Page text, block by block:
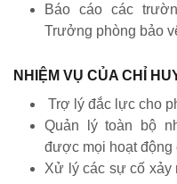
Báo cáo các
Trưởng phòng bảo
NHIỆM VỤ CỦA CHỈ
Trợ lý đắc lực cho
Quản lý toàn bộ
được mọi hoạt động
Xử lý các sự cố xảy